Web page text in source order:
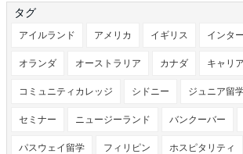
タグ
アイルランド アメリカ イギリス インタ
オランダ オーストラリア カナダ キャリ
コミュニティカレッジ シドニー ジュニア留
セミナー ニュージーランド バンクーバー
パスウェイ留学 フィリピン ホスピタリティ